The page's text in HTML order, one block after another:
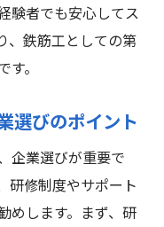
験者でも安心してス
、鉄筋工としての第
。
選びのポイント
企業選びが重要で
研修制度やサポート
めします。まず、研